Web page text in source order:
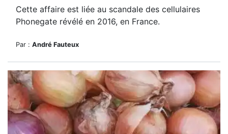
Cette affaire est liée au scandale des cellulaires
Phonegate révélé en 2016, en France.
Par : André Fauteux